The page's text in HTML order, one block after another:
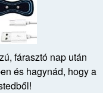
fárasztó nap után
és hagynád, hogy a